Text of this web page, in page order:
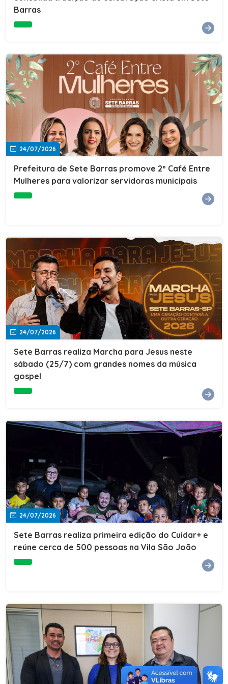
e do Instituto de Desenvolvimento Profissional
fundador da empresa Seu Consultor.Inscrições: FAÇA
AQUI
Barras
24/07/2026
Prefeitura de Sete Barras promove 2º Café Entre
Mulheres para valorizar servidoras municipais
24/07/2026
Sete Barras realiza Marcha para Jesus neste
sábado (25/7) com grandes nomes da música
gospel
24/07/2026
Sete Barras realiza primeira edição do Cuidar+ e
reúne cerca de 500 pessoas na Vila São João